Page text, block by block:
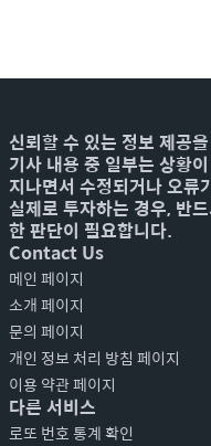
신뢰할 수 있는 정보 제공
기사 내용 중 일부는 상황
지나면서 수정되거나 오류
실제로 투자하는 경우, 반
한 판단이 필요합니다.
Contact Us
메인 페이지
소개 페이지
문의 페이지
개인 정보 처리 방침 페이지
이용 약관 페이지
다른 서비스
로또 번호 통계 확인